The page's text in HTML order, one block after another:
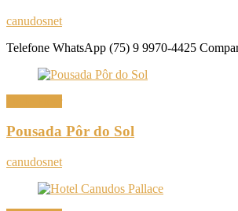
canudosnet
Telefone WhatsApp (75) 9 9970-4425
Pousada Pôr do Sol
canudosnet